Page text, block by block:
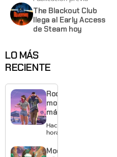
The Blackout Club
llega al Early Access
de Steam hoy
LO MÁS
RECIENTE
Rockstar
mostrará
más de
GTA 6 en
agosto
estreno
Hace 12
horas
Moonlighte